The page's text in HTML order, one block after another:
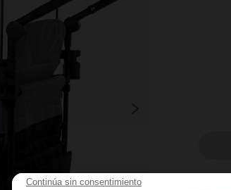
Continúa sin consentimiento